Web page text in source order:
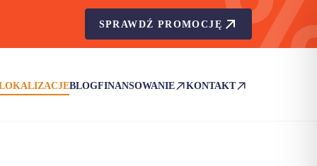
SPRAWDŹ PROMOCJĘ
BLOGFINANSOWANIE
(OTWIERA SIĘ W NOWEJ KARCIE)
KONTAKT
(OTWIERA SIĘ W NOWEJ